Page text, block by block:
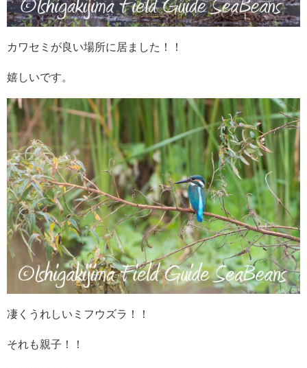
カワセミが良い場所に居ました！！
嬉しいです。
凄くうれしいミフウズラ！！
それも親子！！